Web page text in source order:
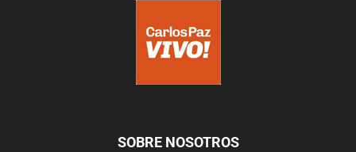
SOBRE NOSOTROS